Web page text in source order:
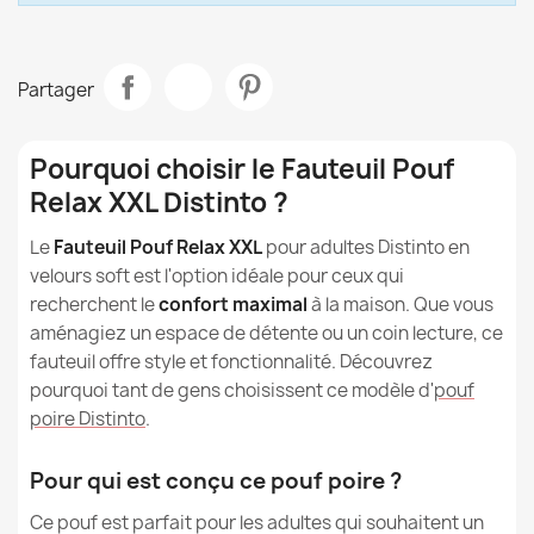
Le fauteuil Distinto peut-il contribuer à réduire le stress
Le fauteuil Distinto convient-il aux femmes enceintes ?
fabriqués les poufs ?
Les poufs en peluche sont-ils résistants à la saleté ?
Comment nettoyer et entretenir les poufs en peluche ?
Les poufs en peluche peuvent-ils être utilisés à
l'extérieur ?
Housse Pour Poire Fauteuil Distinto - Velours Doux
Fauteuil Pouf Relax XXL pour adultes Disinto - Outdoor
Pro d'extérieur Jardin Imperméable
155,90 €
Fauteuil Pouf Relax XXL pour adultes Disinto - Fausse
Fourrure Yeti
Taille
Hauteur
Destination Pour L'intérieur
Garantie Matériau 24 Mois
Garantie Remplissage 6 Mois
Partager
Pourquoi choisir le Fauteuil Pouf
Relax XXL Distinto ?
LeFauteuil Pouf Relax XXLpour adultes Distinto en
velours soft est l'option idéale pour ceux qui
recherchent leconfort maximalà la maison. Que vous
aménagiez un espace de détente ou un coin lecture, ce
fauteuil offre style et fonctionnalité. Découvrez
pourquoi tant de gens choisissent ce modèle d'pouf
poire Distinto.
Pour qui est conçu ce pouf poire ?
Ce pouf est parfait pour les adultes qui souhaitent un